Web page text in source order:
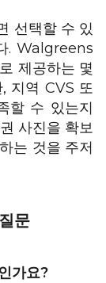
선택할 수 있
. Walgreens
제공하는 몇
지역 CVS 또
할 수 있는지
사진을 확보
는 것을 주저
문
가요?